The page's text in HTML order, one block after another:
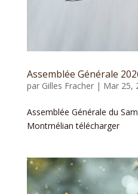
Assemblée Générale
par Gilles Fracher| Mar 25,
Assemblée Générale du
Montmélian télécharger